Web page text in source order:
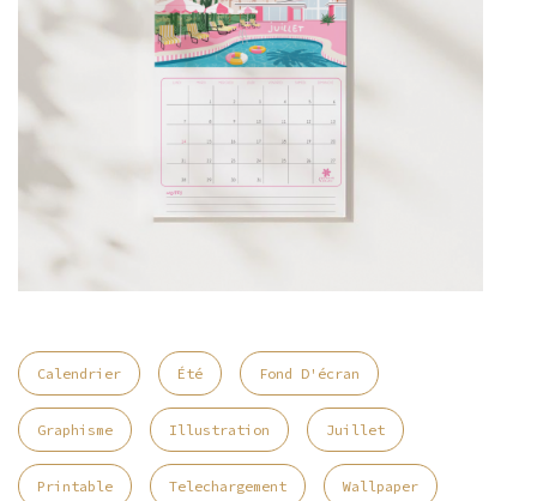
Calendrier Été Fond D'écran
Graphisme Illustration Juillet
Printable Telechargement Wallpaper